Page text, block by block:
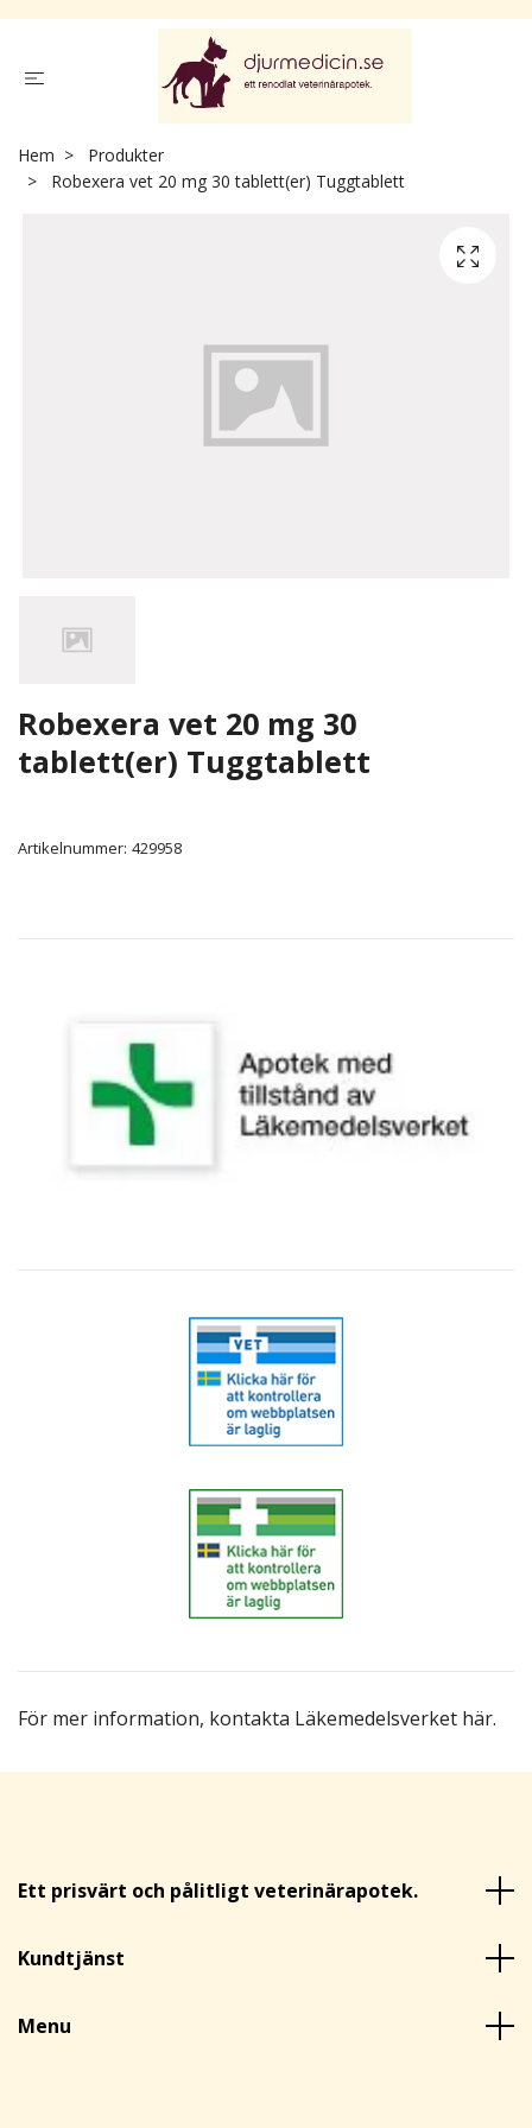
För mer information, kontakta Läkemedelsverket här.
Hem
Produkter
Robexera vet 20 mg 30 tablett(er) Tuggtablett
Robexera vet 20 mg 30
tablett(er) Tuggtablett
Artikelnummer: 429958
Ett prisvärt och pålitligt veterinärapotek.
Kundtjänst
Menu